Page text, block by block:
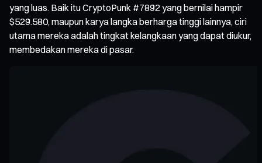
yang luas. Baik itu CryptoPunk #7892 yang bernilai hampir
$529.580, maupun karya langka berharga tinggi lainnya, ciri
utama mereka adalah tingkat kelangkaan yang dapat diukur,
membedakan mereka di pasar.